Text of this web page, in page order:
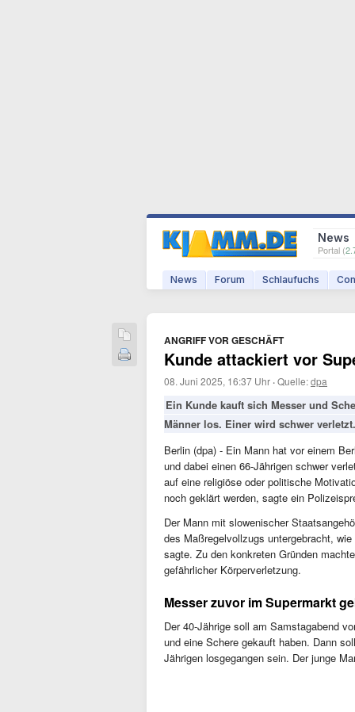
News
Portal (
News Forum Schlaufuchs
ANGRIFF VOR GESCHÄFT
Kunde attackiert vor
08. Juni 2025, 16:37 Uhr ·Quelle:dpa
Ein Kunde kauft sich Messer und
Männer los. Einer wird schwer
Berlin (dpa) - Ein Mann hat vor einem
und dabei einen 66-Jährigen schwer
auf eine religiöse oder politische
noch geklärt werden, sagte ein
Der Mann mit slowenischer
des Maßregelvollzugs untergebracht,
sagte. Zu den konkreten Gründen
gefährlicher Körperverletzung.
Messer zuvor im Supermarkt
Der 40-Jährige soll am Samstagabend
und eine Schere gekauft haben. Dann
Jährigen losgegangen sein. Der junge